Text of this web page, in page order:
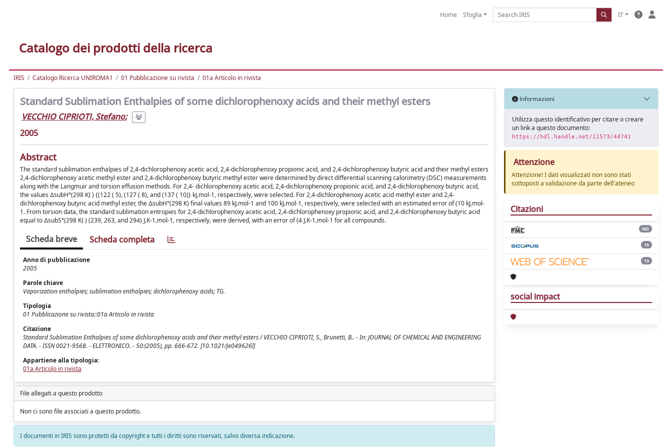
Home Sfoglia IT
Catalogo dei prodotti della ricerca
IRIS Catalogo Ricerca UNIROMA1 01 Pubblicazione su rivista 01a Articolo in rivista
Standard Sublimation Enthalpies of some dichlorophenoxy acids and their methyl esters
VECCHIO CIPRIOTI, Stefano;
2005
Abstract
The standard sublimation enthalpies of 2,4-dichlorophenoxy acetic acid, 2,4-dichlorophenoxy propionic acid, and 2,4-dichlorophenoxy butyric acid and their methyl esters
2,4-dichlorophenoxy acetic methyl ester and 2,4-dichlorophenoxy butyric methyl ester were determined by direct differential scanning calorimetry (DSC) measurements
along with the Langmuir and torsion effusion methods. For 2,4- dichlorophenoxy acetic acid, 2,4-dichlorophenoxy propionic acid, and 2,4-dichlorophenoxy butyric acid,
the values ∆subH°(298 K) ) {(122 ( 5), (127 ( 8), and (137 ( 10)} kJ‚mol-1, respectively, were selected. For 2,4-dichlorophenoxy acetic acid methyl ester and 2,4-
dichlorophenoxy butyric acid methyl ester, the ∆subH°(298 K) final values 89 kJ‚mol-1 and 100 kJ‚mol-1, respectively, were selected with an estimated error of (10 kJ‚mol-
1. From torsion data, the standard sublimation entropies for 2,4-dichlorophenoxy acetic acid, 2,4-dichlorophenoxy propionic acid, and 2,4-dichlorophenoxy butyric acid
equal to ∆subS°(298 K) ) (239, 263, and 294) J‚K-1‚mol-1, respectively, were derived, with an error of (4 J‚K-1‚mol-1 for all compounds.
Scheda breve Scheda completa
Anno di pubblicazione
2005
Parole chiave
Vaporization enthalpies; sublimation enthalpies; dichlorophenoxy acids; TG.
Tipologia
01 Pubblicazione su rivista::01a Articolo in rivista
Citazione
Standard Sublimation Enthalpies of some dichlorophenoxy acids and their methyl esters / VECCHIO CIPRIOTI, S., Brunetti, B.. - In: JOURNAL OF CHEMICAL AND ENGINEERING
DATA. - ISSN 0021-9568. - ELETTRONICO. - 50:(2005), pp. 666-672. [10.1021/je049626l]
Appartiene alla tipologia:
01a Articolo in rivista
File allegati a questo prodotto
Non ci sono file associati a questo prodotto.
I documenti in IRIS sono protetti da copyright e tutti i diritti sono riservati, salvo diversa indicazione.
Informazioni
Utilizza questo identificativo per citare o creare
un link a questo documento:
https://hdl.handle.net/11573/44741
Attenzione
Attenzione! I dati visualizzati non sono stati
sottoposti a validazione da parte dell'ateneo
Citazioni
ND
15
13
social impact